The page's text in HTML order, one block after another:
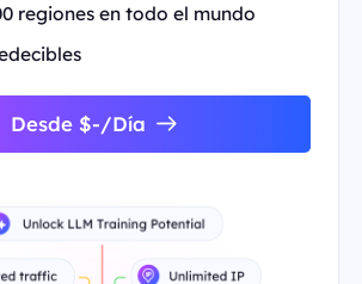
regiones en todo el mundo
Desde $-/Día